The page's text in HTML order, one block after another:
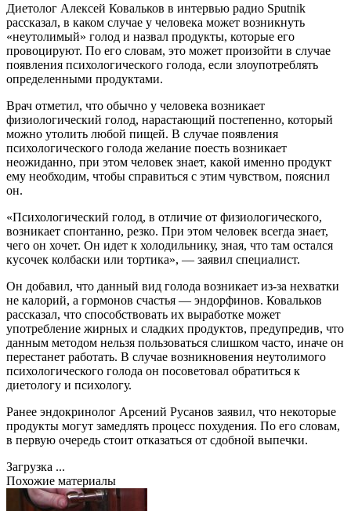
Диетолог Алексей Ковальков в интервью радио Sputnik
рассказал, в каком случае у человека может возникнуть
«неутолимый» голод и назвал продукты, которые его
провоцируют. По его словам, это может произойти в случае
появления психологического голода, если злоупотреблять
определенными продуктами.
Врач отметил, что обычно у человека возникает
физиологический голод, нарастающий постепенно, который
можно утолить любой пищей. В случае появления
психологического голода желание поесть возникает
неожиданно, при этом человек знает, какой именно продукт
ему необходим, чтобы справиться с этим чувством, пояснил
он.
«Психологический голод, в отличие от физиологического,
возникает спонтанно, резко. При этом человек всегда знает,
чего он хочет. Он идет к холодильнику, зная, что там остался
кусочек колбаски или тортика», — заявил специалист.
Он добавил, что данный вид голода возникает из-за нехватки
не калорий, а гормонов счастья — эндорфинов. Ковальков
рассказал, что способствовать их выработке может
употребление жирных и сладких продуктов, предупредив, что
данным методом нельзя пользоваться слишком часто, иначе он
перестанет работать. В случае возникновения неутолимого
психологического голода он посоветовал обратиться к
диетологу и психологу.
Ранее эндокринолог Арсений Русанов заявил, что некоторые
продукты могут замедлять процесс похудения. По его словам,
в первую очередь стоит отказаться от сдобной выпечки.
Загрузка ...
Похожие материалы